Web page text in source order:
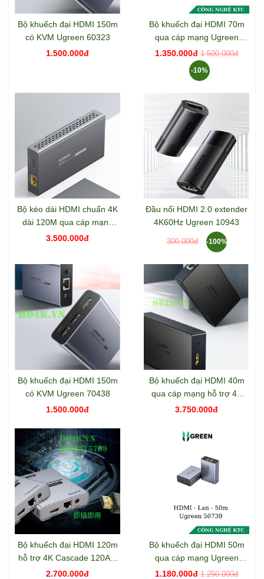
Bộ khuếch đại HDMI 150m
có KVM Ugreen 60323
1.500.000đ
Bộ khuếch đại HDMI 70m
qua cáp mạng Ugreen
20519
1.350.000đ 1.500.000đ
-10%
Bộ kéo dài HDMI chuẩn 4K
dài 120M qua cáp mạng
RJ45 Cat5e/Cat6 Ugreen
3.500.000đ
Đầu nối HDMI 2.0 extender
4K60Hz Ugreen 10943
300.000đ -100%
Bộ khuếch đại HDMI 150m
có KVM Ugreen 70438
1.500.000đ
Bộ khuếch đại HDMI 40m
qua cáp mạng hỗ trợ 4K
Ugreen 50999
3.750.000đ
Bộ khuếch đại HDMI 120m
hỗ trợ 4K Cascade 120AT-
HD
2.700.000đ
Bộ khuếch đại HDMI 50m
qua cáp mạng Ugreen
50739
1.180.000đ 1.250.000đ